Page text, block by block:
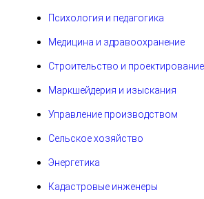
Психология и педагогика
Медицина и здравоохранение
Строительство и проектирование
Маркшейдерия и изыскания
Управление производством
Сельское хозяйство
Энергетика
Кадастровые инженеры